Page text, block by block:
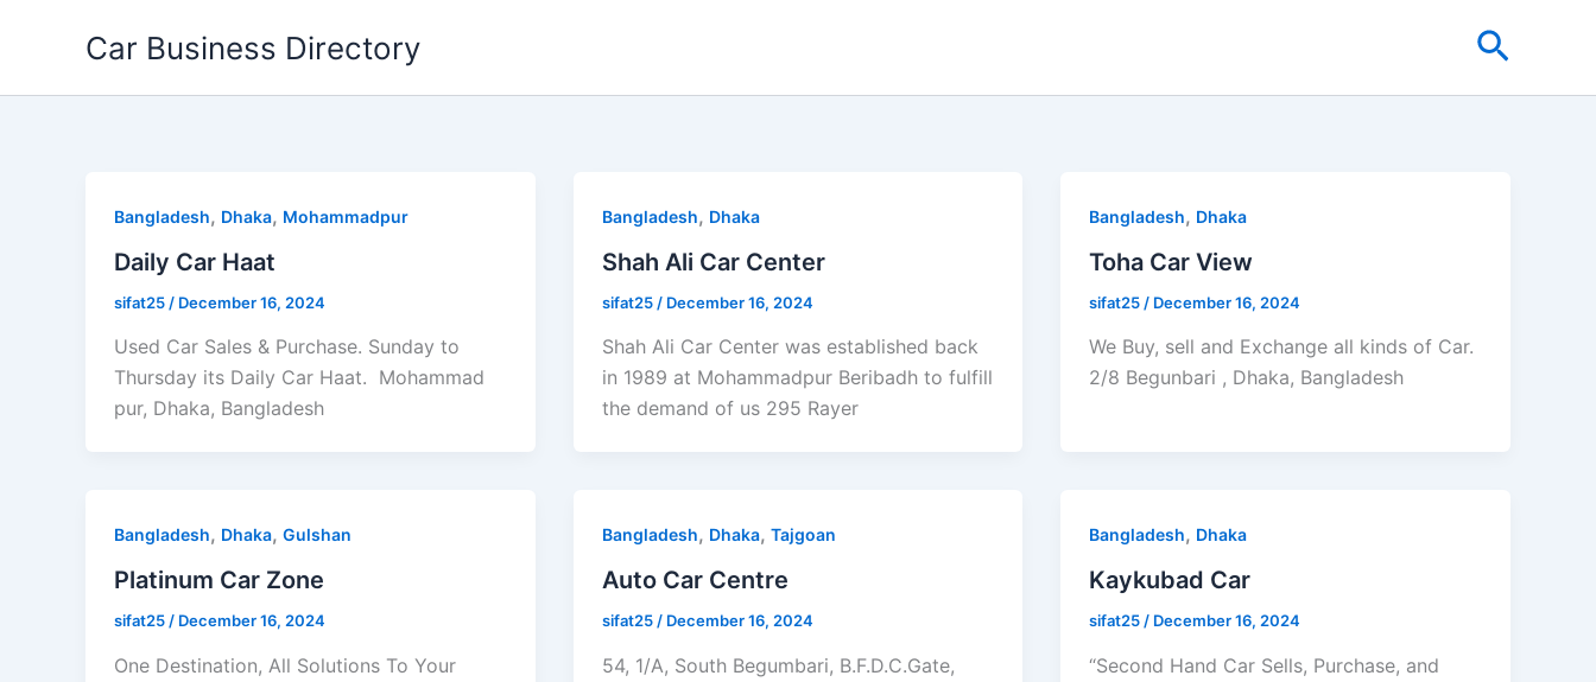
Car Business Directory Search
Bangladesh, Dhaka, Mohammadpur
Daily Car Haat
sifat25 / December 16, 2024
Used Car Sales & Purchase. Sunday to
Thursday its Daily Car Haat. Mohammad
pur, Dhaka, Bangladesh
Bangladesh, Dhaka
Shah Ali Car Center
sifat25 / December 16, 2024
Shah Ali Car Center was established back
in 1989 at Mohammadpur Beribadh to fulfill
the demand of us 295 Rayer
Bangladesh, Dhaka
Toha Car View
sifat25 / December 16, 2024
We Buy, sell and Exchange all kinds of Car.
2/8 Begunbari , Dhaka, Bangladesh
Bangladesh, Dhaka, Gulshan
Platinum Car Zone
sifat25 / December 16, 2024
One Destination, All Solutions To Your
Bangladesh, Dhaka, Tajgoan
Auto Car Centre
sifat25 / December 16, 2024
54, 1/A, South Begumbari, B.F.D.C.Gate,
Bangladesh, Dhaka
Kaykubad Car
sifat25 / December 16, 2024
“Second Hand Car Sells, Purchase, and